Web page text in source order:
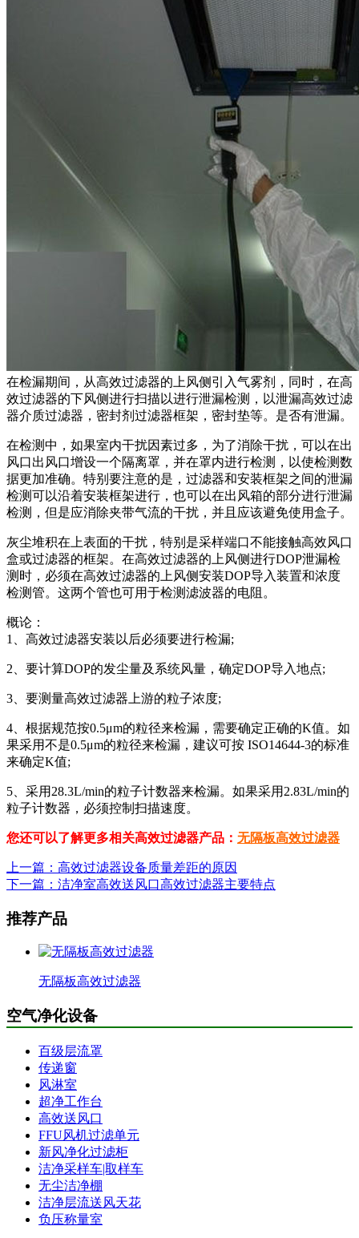
在检漏期间，从高效过滤器的上风侧引入气雾剂，同时，在高
效过滤器的下风侧进行扫描以进行泄漏检测，以泄漏高效过滤
器介质过滤器，密封剂过滤器框架，密封垫等。是否有泄漏。
在检测中，如果室内干扰因素过多，为了消除干扰，可以在出
风口出风口增设一个隔离罩，并在罩内进行检测，以使检测数
据更加准确。特别要注意的是，过滤器和安装框架之间的泄漏
检测可以沿着安装框架进行，也可以在出风箱的部分进行泄漏
检测，但是应消除夹带气流的干扰，并且应该避免使用盒子。
灰尘堆积在上表面的干扰，特别是采样端口不能接触高效风口
盒或过滤器的框架。在高效过滤器的上风侧进行DOP泄漏检
测时，必须在高效过滤器的上风侧安装DOP导入装置和浓度
检测管。这两个管也可用于检测滤波器的电阻。
概论：
1、高效过滤器安装以后必须要进行检漏;
2、要计算DOP的发尘量及系统风量，确定DOP导入地点;
3、要测量高效过滤器上游的粒子浓度;
4、根据规范按0.5μm的粒径来检漏，需要确定正确的K值。如
果采用不是0.5μm的粒径来检漏，建议可按 ISO14644-3的标准
来确定K值;
5、采用28.3L/min的粒子计数器来检漏。如果采用2.83L/min的
粒子计数器，必须控制扫描速度。
您还可以了解更多相关高效过滤器产品： 无隔板高效过滤器
上一篇：高效过滤器设备质量差距的原因
下一篇：洁净室高效送风口高效过滤器主要特点
推荐产品
无隔板高效过滤器
空气净化设备
百级层流罩
传递窗
风淋室
超净工作台
高效送风口
FFU风机过滤单元
新风净化过滤柜
洁净采样车|取样车
无尘洁净棚
洁净层流送风天花
负压称量室